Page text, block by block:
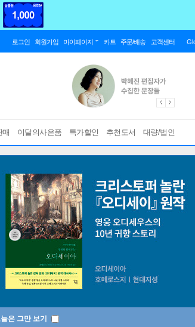
로그인 회원가입 마이페이지 카트 주문/배송 고객센터
매 이달의사은품 특가할인 추천도서 대량/법인
늘은 그만 보기
구글 스프레드시트
위 IT 모바일 top100 4주